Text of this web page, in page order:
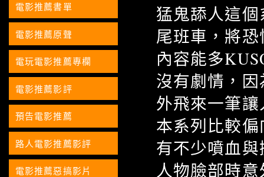
猛鬼舔人這
尾班車，將
內容能多
沒有劇情，
外飛來一筆
本系列比較
有不少噴血
人物臉部時
電影推薦書單
電影推薦原聲
電玩電影推薦專欄
電影推薦影評
預告電影推薦
路人電影推薦影評
電影推薦惡搞影片